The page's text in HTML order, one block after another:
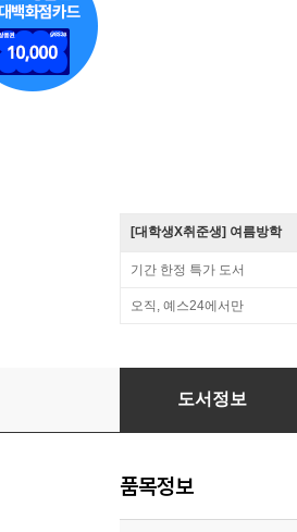
[대학생X취준생] 여름방학
기간 한정 특가 도서
오직, 예스24에서만
Logic Pro X
도서정보
품목정보